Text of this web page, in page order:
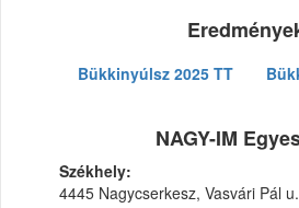
Bükkinyúlsz 2025 TT
NAGY-IM
Székhely:
4445 Nagycserkesz, Vasvári Pál